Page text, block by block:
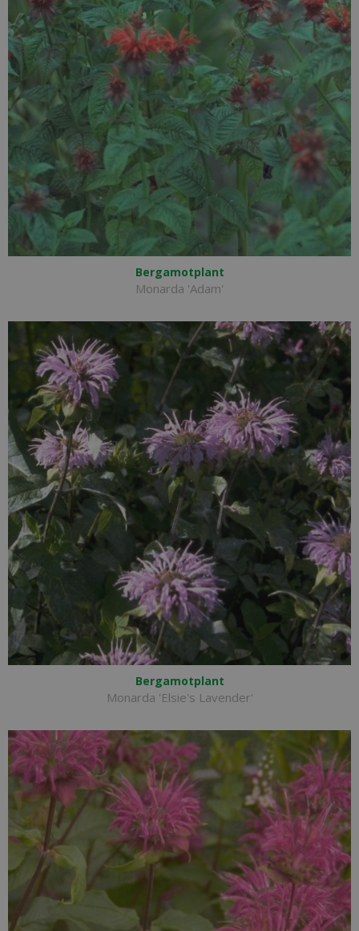
Bergamotplant
Monarda 'Adam'
Bergamotplant
Monarda 'Elsie's Lavender'